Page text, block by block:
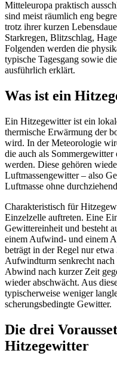
Mitteleuropa praktisch
sind meist räumlich eng
trotz ihrer kurzen
Starkregen, Blitzschlag,
Folgenden werden die
typische Tagesgang sowie
ausführlich erklärt.
Was ist ein
Ein Hitzegewitter ist ein
thermische Erwärmung der
wird. In der Meteorologie
die auch als
werden. Diese gehören
Luftmassengewitter – also
Luftmasse ohne
Charakteristisch für
Einzelzelle auftreten. Eine
Gewittereinheit und besteht
einem Aufwind- und einem
beträgt in der Regel nur
Aufwindturm senkrecht
Abwind nach kurzer Zeit
wieder abschwächt. Aus
typischerweise weniger
scherungsbedingte Gewitter.
Die drei
Hitzegewitter